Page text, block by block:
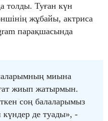
толды. Туған күн
жұбайы, актриса
парақшасында
миына
жиып жатырмын.
соң балаларымыз
күндер де туады», -